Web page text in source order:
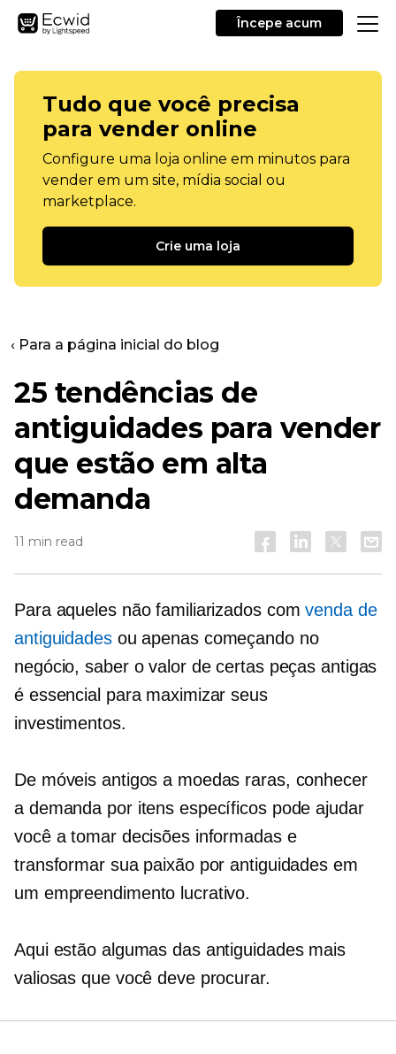
Începe acum
Tudo que você precisa
para vender online
Configure uma loja online em minutos para
vender em um site, mídia social ou
marketplace.
Crie uma loja
‹ Para a página inicial do blog
25 tendências de
antiguidades para vender
que estão em alta
demanda
11 min read
Para aqueles não familiarizados comvenda de
antiguidadesou apenas começando no
negócio, saber o valor de certas peças antigas
é essencial para maximizar seus
investimentos.
De móveis antigos a moedas raras, conhecer
a demanda por itens específicos pode ajudar
você a tomar decisões informadas e
transformar sua paixão por antiguidades em
um empreendimento lucrativo.
Aqui estão algumas das antiguidades mais
valiosas que você deve procurar.